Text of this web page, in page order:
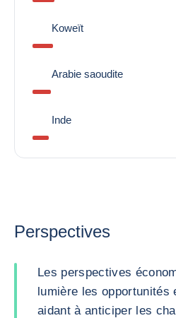
Koweït
Arabie saoudite
Inde
Perspectives
Les perspectives
lumière les opportunités
aidant à anticiper les